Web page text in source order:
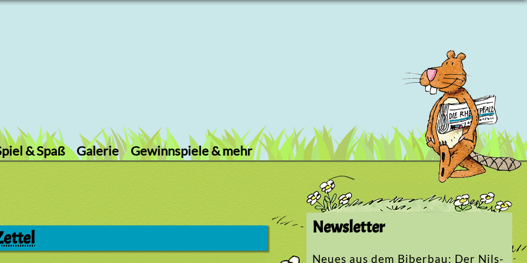
& Spaß Galerie Gewinnspiele & mehr
Newsletter
Neues aus dem Biberbau: Der Nils-